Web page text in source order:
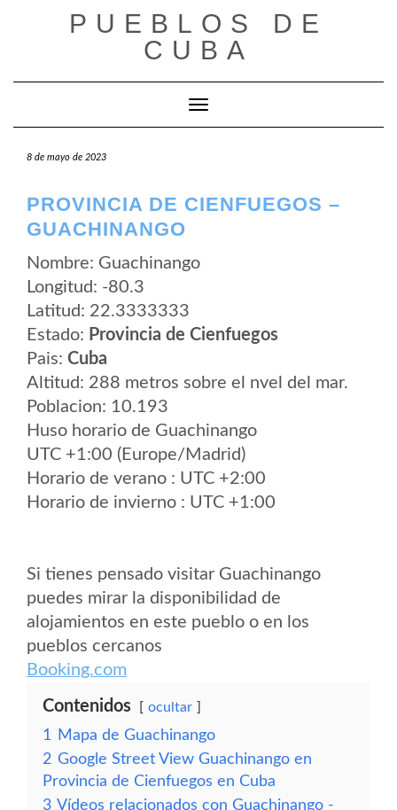
PUEBLOS DE
CUBA
Cambiar modo de navegación
8 de mayo de 2023
PROVINCIA DE CIENFUEGOS –
GUACHINANGO
Nombre: Guachinango
Longitud: -80.3
Latitud: 22.3333333
Estado: Provincia de Cienfuegos
Pais: Cuba
Altitud: 288 metros sobre el nvel del mar.
Poblacion: 10.193
Huso horario de Guachinango
UTC +1:00 (Europe/Madrid)
Horario de verano : UTC +2:00
Horario de invierno : UTC +1:00
Si tienes pensado visitar Guachinango
puedes mirar la disponibilidad de
alojamientos en este pueblo o en los
pueblos cercanos
Booking.com
Contenidos ocultar
1
Mapa de Guachinango
2 Google Street View Guachinango en
Provincia de Cienfuegos en Cuba
3 Vídeos relacionados con Guachinango -